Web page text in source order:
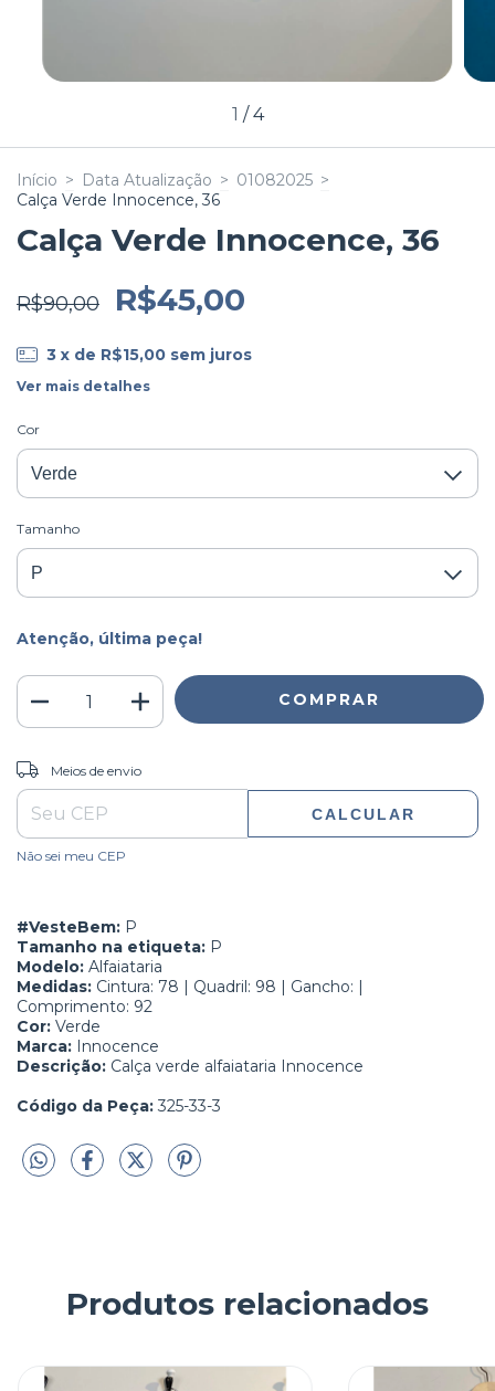
1 /4
Início > Data Atualização > 01082025 >
Calça Verde Innocence, 36
Calça Verde Innocence, 36
R$90,00 R$45,00
3 x de R$15,00 sem juros
Ver mais detalhes
Cor
Tamanho
Atenção, última peça!
Entregas para o CEP:
Meios de envio
CALCULAR
Não sei meu CEP
#VesteBem: P
Tamanho na etiqueta: P
Modelo: Alfaiataria
Medidas: Cintura: 78 | Quadril: 98 | Gancho: |
Comprimento: 92
Cor: Verde
Marca: Innocence
Descrição: Calça verde alfaiataria Innocence
Código da Peça:325-33-3
Produtos relacionados